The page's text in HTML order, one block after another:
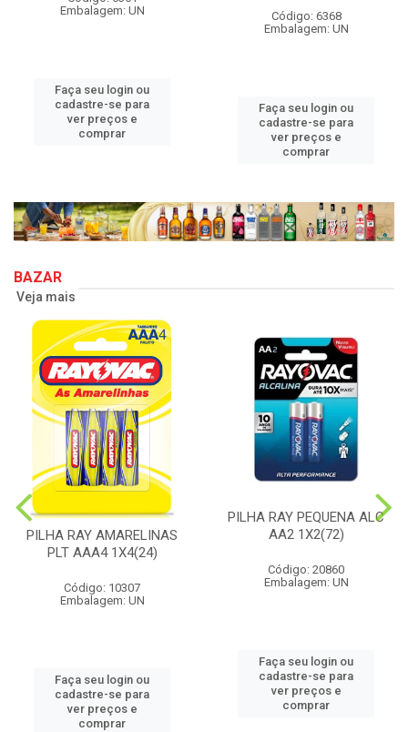
Embalagem: UN
Faça seu login ou
cadastre-se para
ver preços e
comprar
Código: 6368
Embalagem: UN
Faça seu login ou
cadastre-se para
ver preços e
comprar
BAZAR
Veja mais
PILHA RAY AMARELINAS
PLT AAA4 1X4(24)
Código: 10307
Embalagem: UN
Faça seu login ou
cadastre-se para
ver preços e
comprar
PILHA RAY PEQUENA ALC
AA2 1X2(72)
Código: 20860
Embalagem: UN
Faça seu login ou
cadastre-se para
ver preços e
comprar